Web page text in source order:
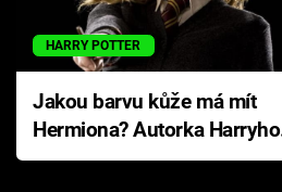
HARRY POTTER
Jakou barvu kůže má mít
Hermiona? Autorka Harryho
Pottera přišla s ráznou